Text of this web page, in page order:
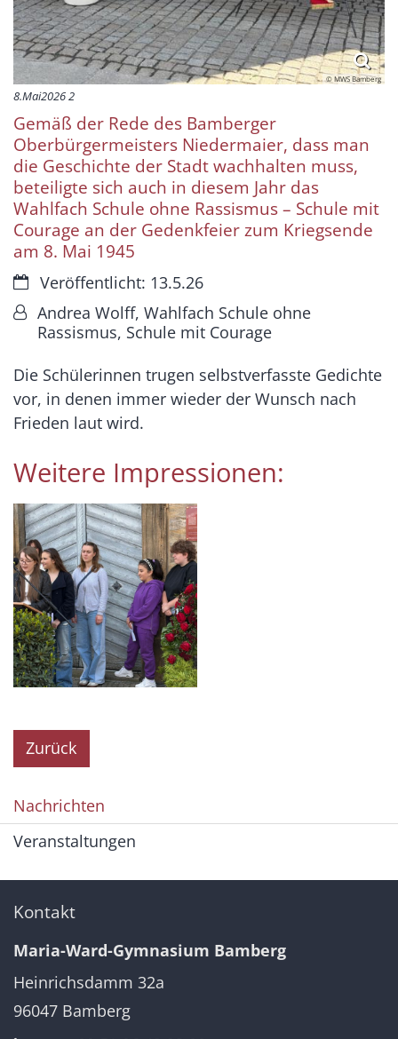
© MWS Bamberg
8.Mai2026 2
Gemäß der Rede des Bamberger
Oberbürgermeisters Niedermaier, dass man
die Geschichte der Stadt wachhalten muss,
beteiligte sich auch in diesem Jahr das
Wahlfach Schule ohne Rassismus – Schule mit
Courage an der Gedenkfeier zum Kriegsende
am 8. Mai 1945
Datum:Veröffentlicht: 13.5.26
Von:Andrea Wolff, Wahlfach Schule ohne
Rassismus, Schule mit Courage
Die Schülerinnen trugen selbstverfasste Gedichte
vor, in denen immer wieder der Wunsch nach
Frieden laut wird.
Weitere Impressionen:
Zurück
Nachrichten
Veranstaltungen
Kontakt
Maria-Ward-Gymnasium Bamberg
Heinrichsdamm 32a
96047 Bamberg